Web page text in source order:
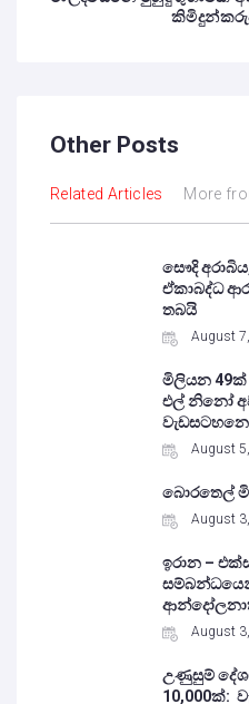
Other Posts
Related Articles More
සෞදි
ඒකාබද්ධ
තබයි
August
මිලියන
එල් නිනෝ
August
බොරතෙල්
August
ඉරාන –
August
උණුසුම්
10,000ක්: